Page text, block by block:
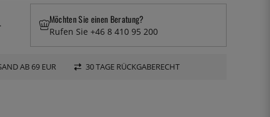
Möchten Sie einen Beratung?
Rufen Sie +46 8 410 95 200
AB 69 EUR 30 TAGE RÜCKGABERECHT